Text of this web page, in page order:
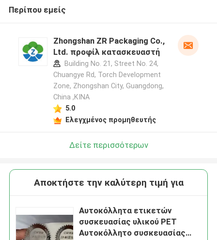
Περίπου εμείς
Zhongshan ZR Packaging Co.,
Ltd. προφίλ κατασκευαστή
Building No. 21, Street No. 24,
Chuangye Rd, Torch Development
Zone, Zhongshan City, Guangdong,
China ,ΚΙΝΑ
5.0
Ελεγχμένος προμηθευτής
Δείτε περισσότερων
Αποκτήστε την καλύτερη τιμή για
Αυτοκόλλητα ετικετών
συσκευασίας υλικού PET
Αυτοκόλλητο συσκευασίας